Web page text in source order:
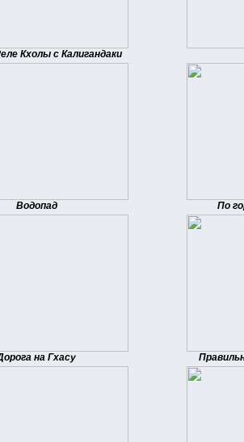
Кхолы с Калигандаки
Водопад По
на Гхасу